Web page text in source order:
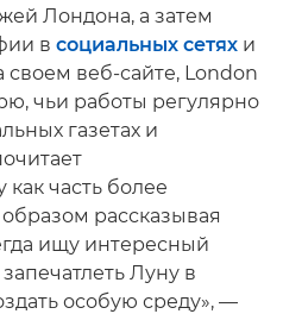
Лондона, а затем
в социальных сетях и
своем веб-сайте, London
чьи работы регулярно
газетах и
часть более
рассказывая
ищу интересный
Луну в
особую среду», —